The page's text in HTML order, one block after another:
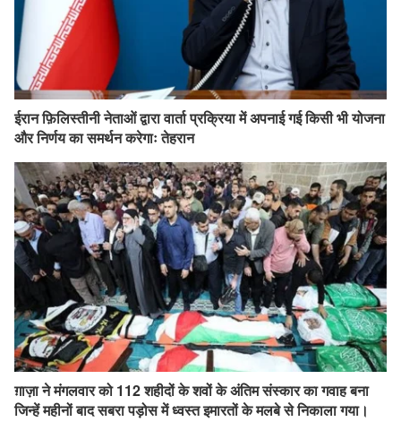
ईरान फ़िलिस्तीनी नेताओं द्वारा वार्ता प्रक्रिया में अपनाई गई किसी भी योजना
और निर्णय का समर्थन करेगाः तेहरान
ग़ाज़ा ने मंगलवार को 112 शहीदों के शवों के अंतिम संस्कार का गवाह बना
जिन्हें महीनों बाद सबरा पड़ोस में ध्वस्त इमारतों के मलबे से निकाला गया।